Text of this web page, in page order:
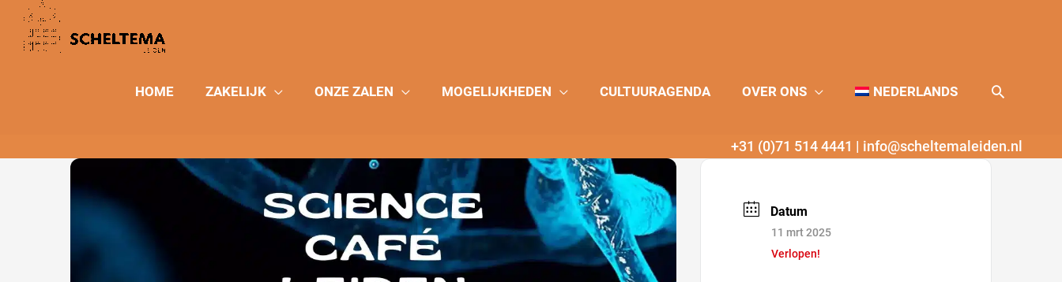
HOME ZAKELIJK ONZE ZALEN MOGELIJKHEDEN CULTUURAGENDA OVER ONS NEDERLANDS Zoeken
+31 (0)71 514 4441 | info@scheltemaleiden.nl
Datum
11 mrt 2025
Verlopen!